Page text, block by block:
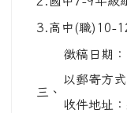
3.高中(職)10-
三、
徵稿日期
以郵寄方
收件地址